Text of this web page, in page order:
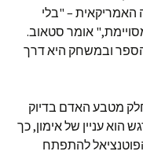
– "בלי
אומר סטאוב.
הספר ובמשחק היא דרך
מטבע האדם בדיוק
הוא עניין של אימון, כך
להתפתח